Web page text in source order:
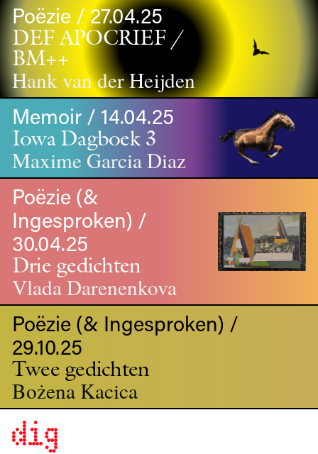
Poëzie / 27.04.25
DEF APOCRIEF /
BM++
Hank van der Heijden
Memoir / 14.04.25
Iowa Dagboek 3
Maxime Garcia Diaz
Poëzie (&
Ingesproken) /
30.04.25
Drie gedichten
Vlada Darenenkova
Poëzie (& Ingesproken) /
29.10.25
Twee gedichten
Bożena Kacica